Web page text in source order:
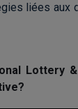
liées